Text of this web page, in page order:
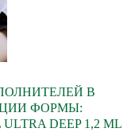
В
ФОРМЫ:
DEEP 1,2 ML